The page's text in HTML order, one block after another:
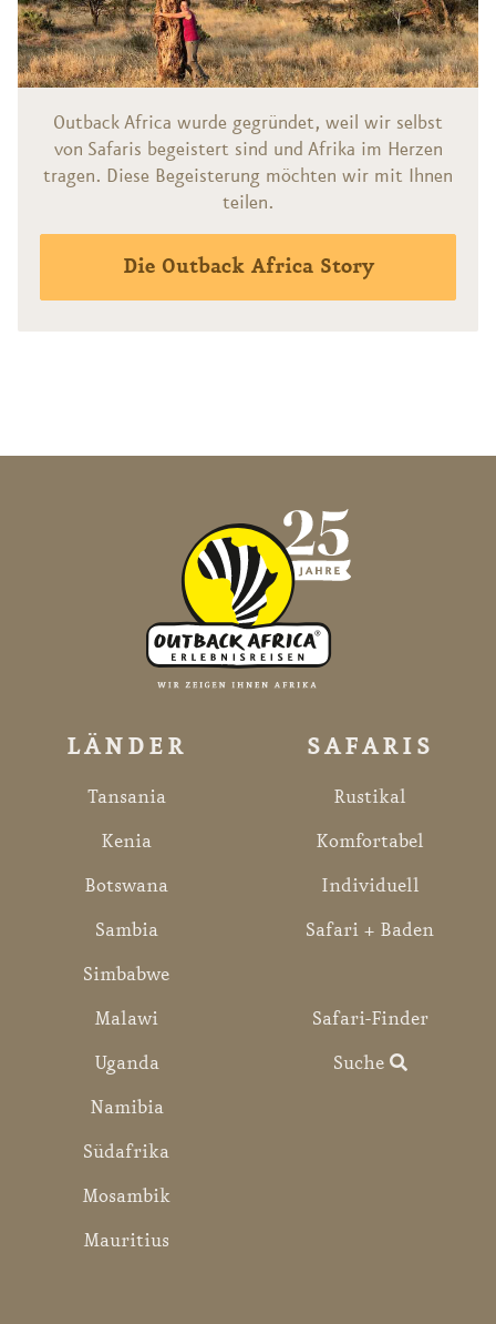
Outback Africa wurde gegründet, weil wir selbst
von Safaris begeistert sind und Afrika im Herzen
tragen. Diese Begeisterung möchten wir mit Ihnen
teilen.
Die Outback Africa Story
LÄNDER
Tansania
Kenia
Botswana
Sambia
Simbabwe
Malawi
Uganda
Namibia
Südafrika
Mosambik
Mauritius
SAFARIS
Rustikal
Komfortabel
Individuell
Safari + Baden
Safari-Finder
Suche